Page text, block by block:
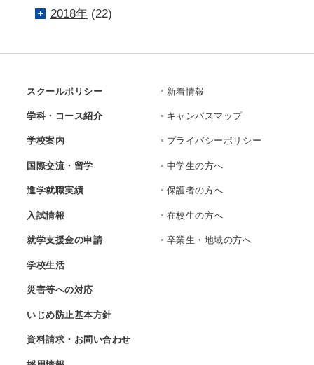
2018年(22)
スクールポリシー
学科・コース紹介
学校案内
国際交流・留学
進学就職実績
入試情報
就学支援金の申請
学校生活
災害等への対応
いじめ防止基本方針
資料請求・お問い合わせ
新着情報
キャンパスマップ
プライバシーポリシー
中学生の方へ
保護者の方へ
在校生の方へ
卒業生・地域の方へ